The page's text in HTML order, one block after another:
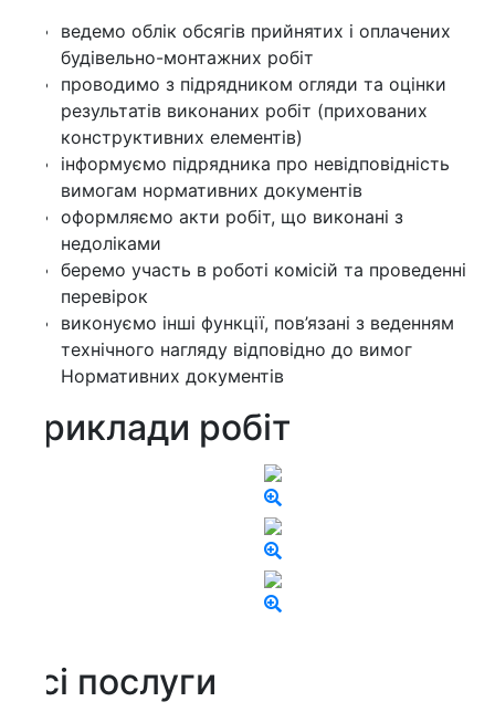
ведемо облік обсягів прийнятих і оплачених
будівельно-монтажних робіт
проводимо з підрядником огляди та оцінки
результатів виконаних робіт (прихованих
конструктивних елементів)
інформуємо підрядника про невідповідність
вимогам нормативних документів
оформляємо акти робіт, що виконані з
недоліками
беремо участь в роботі комісій та проведенні
перевірок
виконуємо інші функції, пов’язані з веденням
технічного нагляду відповідно до вимог
Нормативних документів
робіт
послуги